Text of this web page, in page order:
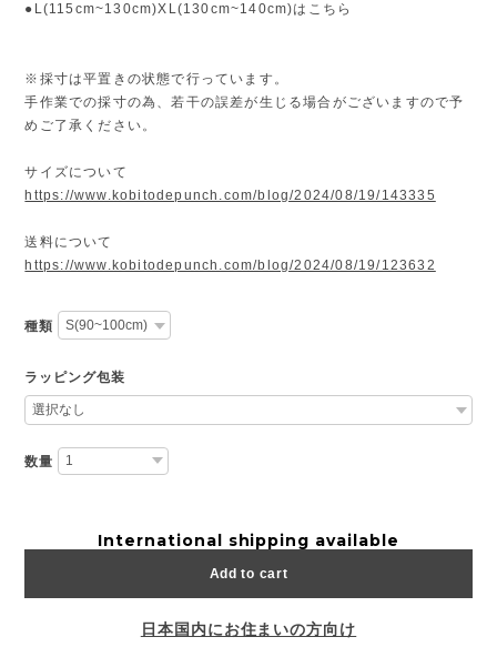
●L(115cm~130cm)XL(130cm~140cm)はこちら
※採寸は平置きの状態で行っています。
手作業での採寸の為、若干の誤差が生じる場合がございますので予
めご了承ください。
サイズについて
https://www.kobitodepunch.com/blog/2024/08/19/143335
送料について
https://www.kobitodepunch.com/blog/2024/08/19/123632
種類
ラッピング包装
数量
International shipping available
Add to cart
日本国内にお住まいの方向け